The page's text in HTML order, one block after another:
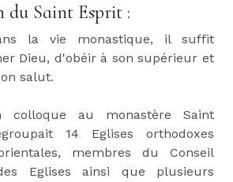
du Saint Esprit :
la vie monastique, il suffit
Dieu, d'obéir à son supérieur et
salut.
au monastère Saint
14 Eglises orthodoxes
membres du Conseil
Eglises ainsi que plusieurs